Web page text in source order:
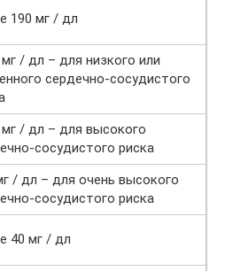
190 мг / дл
мг / дл – для низкого или
сердечно-сосудистого
мг / дл – для высокого
сосудистого риска
/ дл – для очень высокого
сосудистого риска
40 мг / дл